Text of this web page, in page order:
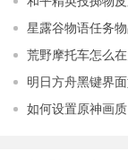
星露谷物语任务
荒野摩托车怎么
明日方舟黑键界
如何设置原神画